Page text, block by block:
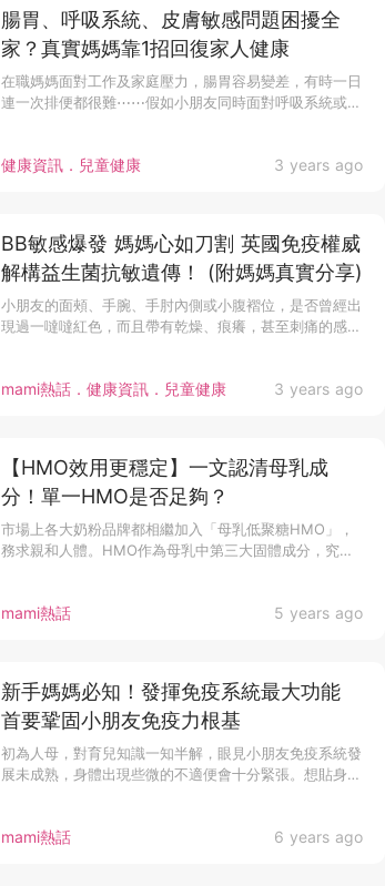
健康資訊．兒童健康 3 years ago
腸胃、呼吸系統、皮膚敏感問題困擾全
家？真實媽媽靠1招回復家人健康
在職媽媽面對工作及家庭壓力，腸胃容易變差，有時一日
連一次排便都很難⋯⋯假如小朋友同時面對呼吸系統或皮
mami熱話．健康資訊．兒童健康 3 years ago
BB敏感爆發 媽媽心如刀割 英國免疫權威
解構益生菌抗敏遺傳！ (附媽媽真實分享)
小朋友的面頰、手腕、手肘內側或小腹褶位，是否曾經出
現過一噠噠紅色，而且帶有乾燥、痕癢，甚至刺痛的感
mami熱話 5 years ago
【HMO效用更穩定】一文認清母乳成
分！單一HMO是否足夠？
市場上各大奶粉品牌都相繼加入「母乳低聚糖HMO」，
務求親和人體。HMO作為母乳中第三大固體成分，究
mami熱話 6 years ago
新手媽媽必知！發揮免疫系統最大功能
首要鞏固小朋友免疫力根基
初為人母，對育兒知識一知半解，眼見小朋友免疫系統發
展未成熟，身體出現些微的不適便會十分緊張。想貼身